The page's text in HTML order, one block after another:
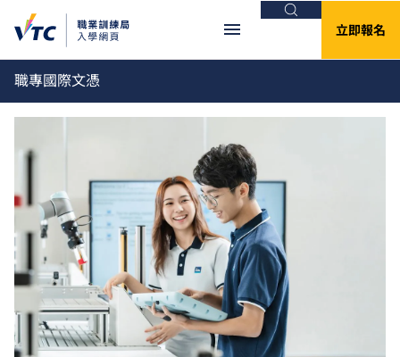
搜尋
立即報名
職專國際文憑